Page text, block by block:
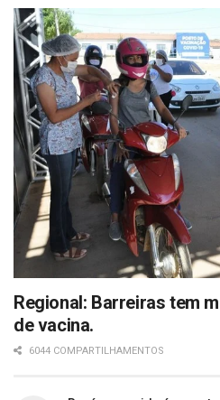
Regional: Barreiras tem
de vacina.
6044 COMPARTILHAMENTOS